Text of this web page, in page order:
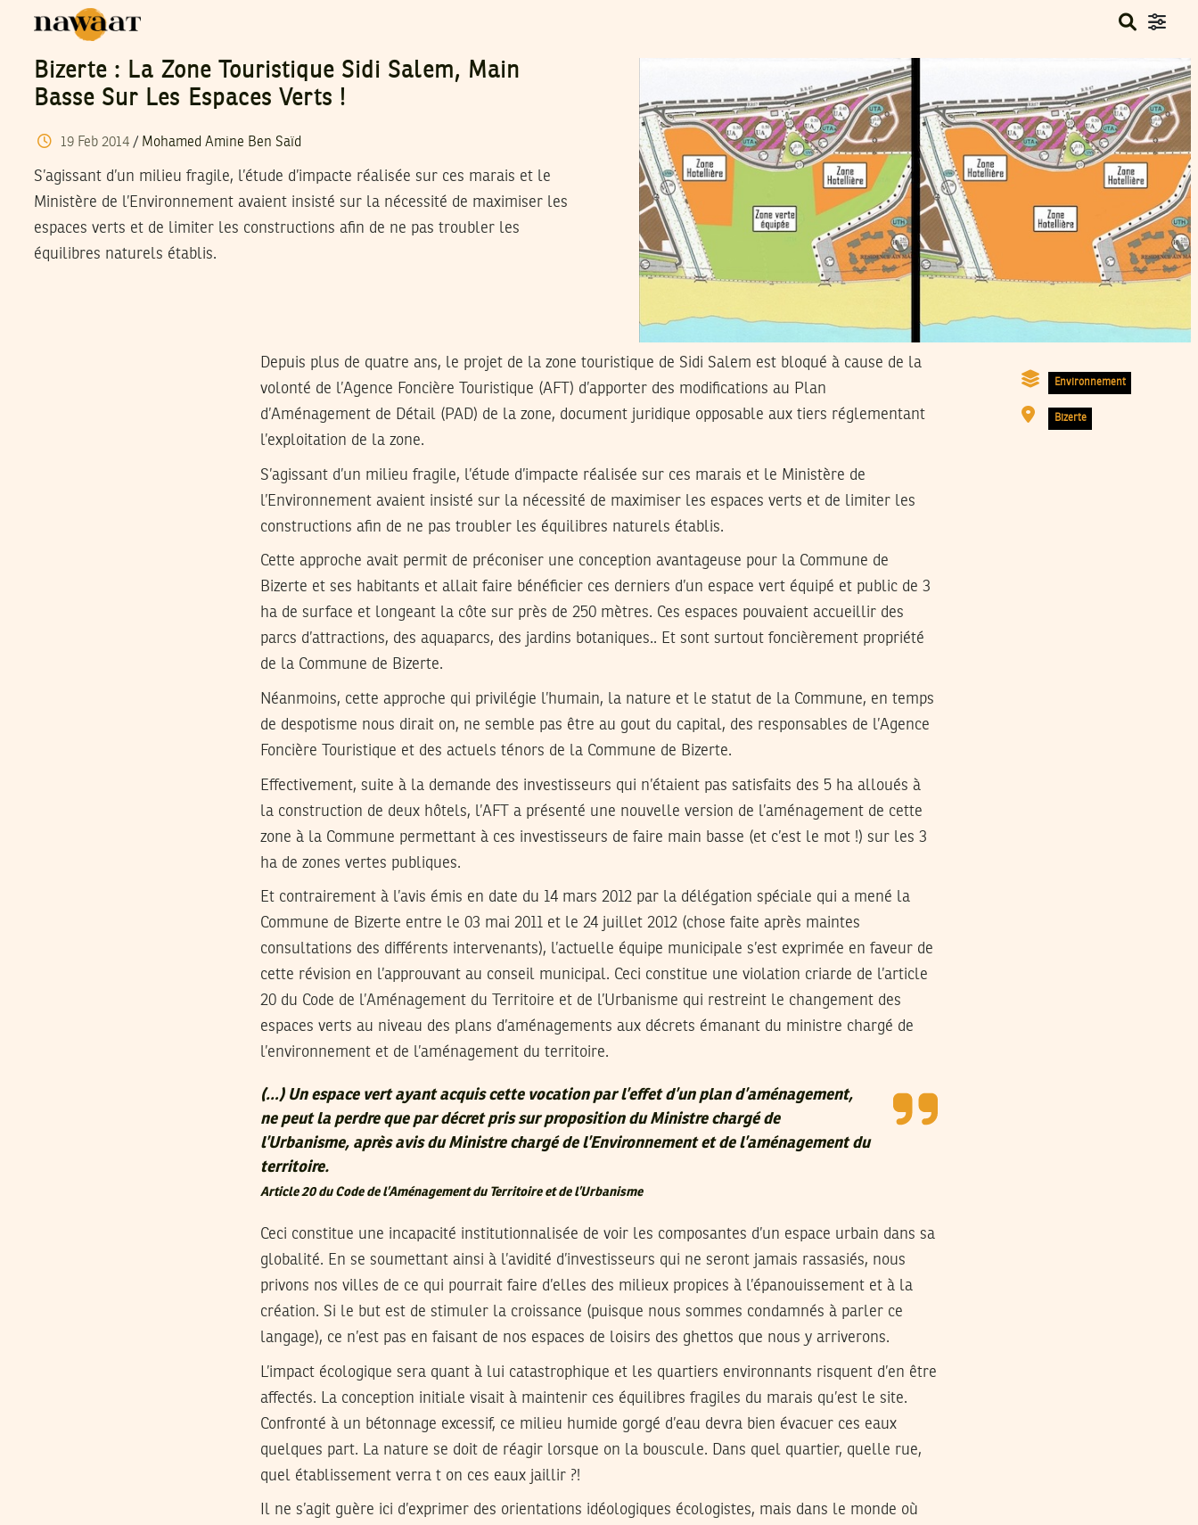
Bizerte : La Zone Touristique Sidi Salem, Main
Basse Sur Les Espaces Verts !
19 Feb 2014/ Mohamed Amine Ben Saïd
S’agissant d’un milieu fragile, l’étude d’impacte réalisée sur ces marais et le
Ministère de l’Environnement avaient insisté sur la nécessité de maximiser les
espaces verts et de limiter les constructions afin de ne pas troubler les
équilibres naturels établis.
Environnement
Bizerte
Depuis plus de quatre ans, le projet de la zone touristique de Sidi Salem est bloqué à cause de la
volonté de l’Agence Foncière Touristique (AFT) d’apporter des modifications au Plan
d’Aménagement de Détail (PAD) de la zone, document juridique opposable aux tiers réglementant
l’exploitation de la zone.
S’agissant d’un milieu fragile, l’étude d’impacte réalisée sur ces marais et le Ministère de
l’Environnement avaient insisté sur la nécessité de maximiser les espaces verts et de limiter les
constructions afin de ne pas troubler les équilibres naturels établis.
Cette approche avait permit de préconiser une conception avantageuse pour la Commune de
Bizerte et ses habitants et allait faire bénéficier ces derniers d’un espace vert équipé et public de 3
ha de surface et longeant la côte sur près de 250 mètres. Ces espaces pouvaient accueillir des
parcs d’attractions, des aquaparcs, des jardins botaniques.. Et sont surtout foncièrement propriété
de la Commune de Bizerte.
Néanmoins, cette approche qui privilégie l’humain, la nature et le statut de la Commune, en temps
de despotisme nous dirait on, ne semble pas être au gout du capital, des responsables de l’Agence
Foncière Touristique et des actuels ténors de la Commune de Bizerte.
Effectivement, suite à la demande des investisseurs qui n’étaient pas satisfaits des 5 ha alloués à
la construction de deux hôtels, l’AFT a présenté une nouvelle version de l’aménagement de cette
zone à la Commune permettant à ces investisseurs de faire main basse (et c’est le mot !) sur les 3
ha de zones vertes publiques.
Et contrairement à l’avis émis en date du 14 mars 2012 par la délégation spéciale qui a mené la
Commune de Bizerte entre le 03 mai 2011 et le 24 juillet 2012 (chose faite après maintes
consultations des différents intervenants), l’actuelle équipe municipale s’est exprimée en faveur de
cette révision en l’approuvant au conseil municipal. Ceci constitue une violation criarde de l’article
20 du Code de l’Aménagement du Territoire et de l’Urbanisme qui restreint le changement des
espaces verts au niveau des plans d’aménagements aux décrets émanant du ministre chargé de
l’environnement et de l’aménagement du territoire.
(…) Un espace vert ayant acquis cette vocation par l’effet d’un plan d’aménagement,
ne peut la perdre que par décret pris sur proposition du Ministre chargé de
l’Urbanisme, après avis du Ministre chargé de l’Environnement et de l’aménagement du
territoire.
Article 20 du Code de l’Aménagement du Territoire et de l’Urbanisme
Ceci constitue une incapacité institutionnalisée de voir les composantes d’un espace urbain dans sa
globalité. En se soumettant ainsi à l’avidité d’investisseurs qui ne seront jamais rassasiés, nous
privons nos villes de ce qui pourrait faire d’elles des milieux propices à l’épanouissement et à la
création. Si le but est de stimuler la croissance (puisque nous sommes condamnés à parler ce
langage), ce n’est pas en faisant de nos espaces de loisirs des ghettos que nous y arriverons.
L’impact écologique sera quant à lui catastrophique et les quartiers environnants risquent d’en être
affectés. La conception initiale visait à maintenir ces équilibres fragiles du marais qu’est le site.
Confronté à un bétonnage excessif, ce milieu humide gorgé d’eau devra bien évacuer ces eaux
quelques part. La nature se doit de réagir lorsque on la bouscule. Dans quel quartier, quelle rue,
quel établissement verra t on ces eaux jaillir ?!
Il ne s’agit guère ici d’exprimer des orientations idéologiques écologistes, mais dans le monde où